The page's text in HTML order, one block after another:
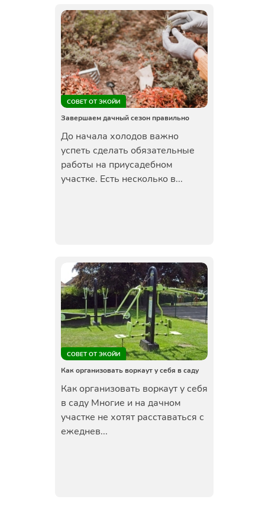
СОВЕТ ОТ ЭКОЙИ
Завершаем дачный сезон правильно
До начала холодов важно
успеть сделать обязательные
работы на приусадебном
участке. Есть несколько в...
СОВЕТ ОТ ЭКОЙИ
Как организовать воркаут у себя в саду
Как организовать воркаут у себя
в саду Многие и на дачном
участке не хотят расставаться с
ежеднев...